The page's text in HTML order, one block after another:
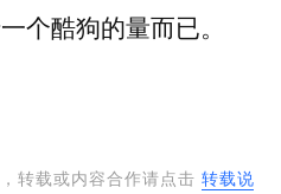
酷狗的量而已。
转载或内容合作请点击转载说